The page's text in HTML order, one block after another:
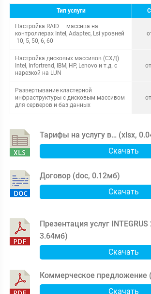
Тип услуги
Настройка RAID — массива на
контроллерах Intel, Adaptec, Lsi уровней
10, 5, 50, 6, 60
Настройка дисковых массивов (СХД)
Intel, Infortrend, IBM, HP, Lenovo и т.д. с
нарезкой на LUN
Развертывание кластерной
инфраструктуры с дисковым массивом
для серверов и баз данных
Тарифы на услугу в… (xlsx,
Скачать
Договор (doc, 0.12мб)
Скачать
Презентация услуг INTEGRUS
3.64мб)
Скачать
Коммерческое предложение (
Скачать